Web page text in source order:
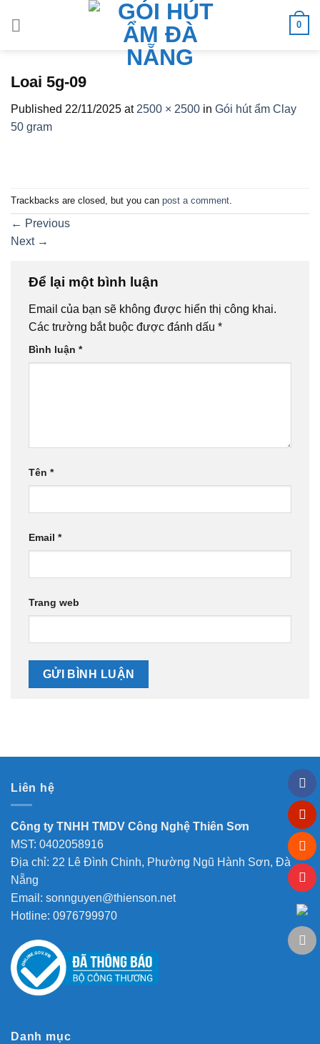
0
Loai 5g-09
Published 22/11/2025 at 2500 × 2500 in Gói hút ẩm Clay
50 gram
Trackbacks are closed, but you can post a comment
← Previous
Next →
Để lại một bình luận
Email của bạn sẽ không được hiển thị công khai.
Các trường bắt buộc được đánh dấu *
Bình luận *
Tên *
Email *
Trang web
Liên hệ
Công ty TNHH TMDV Công Nghệ Thiên Sơn
MST: 0402058916
Địa chỉ: 22 Lê Đình Chinh, Phường Ngũ Hành Sơn, Đà
Nẵng
Email: sonnguyen@thienson.net
Hotline: 0976799970
Danh mục